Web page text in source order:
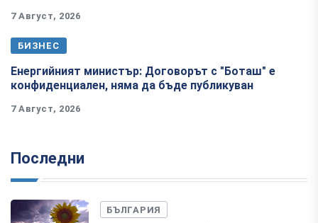
7 Август, 2026
БИЗНЕС
Енергийният министър: Договорът с "Боташ" е
конфиденциален, няма да бъде публикуван
7 Август, 2026
Последни
БЪЛГАРИЯ